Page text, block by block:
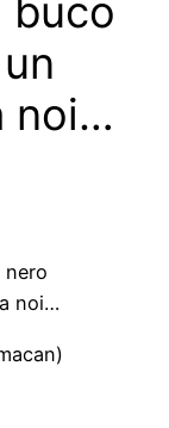
buco
noi…
nero
noi…